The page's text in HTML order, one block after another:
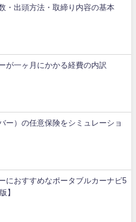
・出頭方法・取締り内容の基本
が一ヶ月にかかる経費の内訳
ー）の任意保険をシミュレーショ
におすすめなポータブルカーナビ5
】